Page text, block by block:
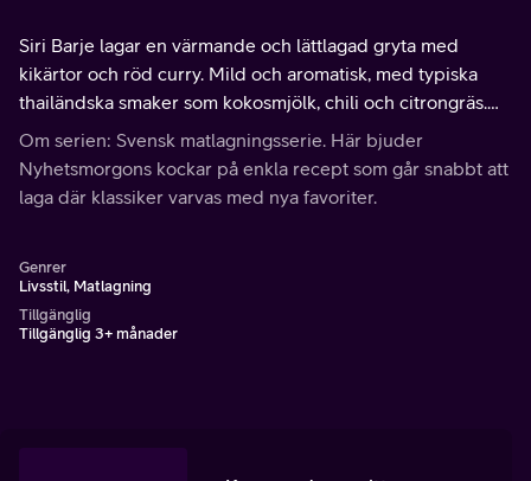
Siri Barje lagar en värmande och lättlagad gryta med
kikärtor och röd curry. Mild och aromatisk, med typiska
thailändska smaker som kokosmjölk, chili och citrongräs.
Receptet hittar du på köket.se
Om serien: Svensk matlagningsserie. Här bjuder
Nyhetsmorgons kockar på enkla recept som går snabbt att
laga där klassiker varvas med nya favoriter.
Genrer
Livsstil, Matlagning
Tillgänglig
Tillgänglig 3+ månader